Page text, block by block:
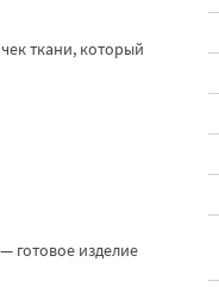
ткани, который
готовое изделие